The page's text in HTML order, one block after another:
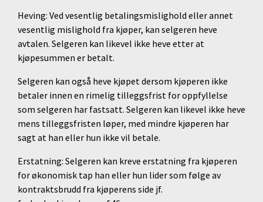
Heving: Ved vesentlig betalingsmislighold eller annet
vesentlig mislighold fra kjøper, kan selgeren heve
avtalen. Selgeren kan likevel ikke heve etter at
kjøpesummen er betalt.
Selgeren kan også heve kjøpet dersom kjøperen ikke
betaler innen en rimelig tilleggsfrist for oppfyllelse
som selgeren har fastsatt. Selgeren kan likevel ikke heve
mens tilleggsfristen løper, med mindre kjøperen har
sagt at han eller hun ikke vil betale.
Erstatning: Selgeren kan kreve erstatning fra kjøperen
for økonomisk tap han eller hun lider som følge av
kontraktsbrudd fra kjøperens side jf.